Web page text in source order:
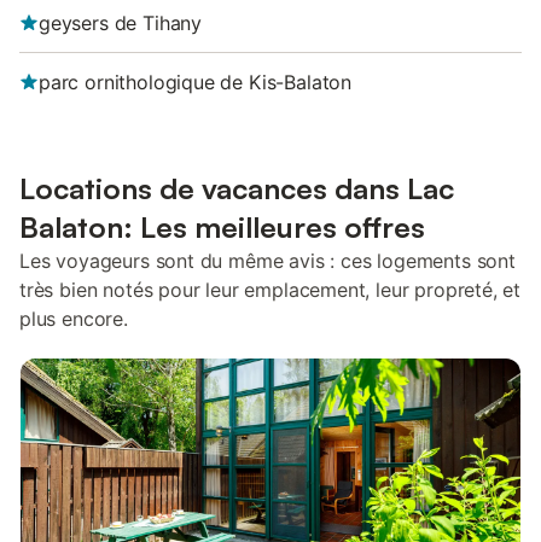
geysers de Tihany
parc ornithologique de Kis-Balaton
Locations de vacances dans Lac
Balaton: Les meilleures offres
Les voyageurs sont du même avis : ces logements sont
très bien notés pour leur emplacement, leur propreté, et
plus encore.